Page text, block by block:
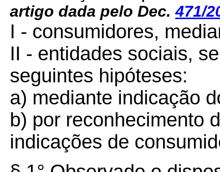
artigo dada pelo Dec.471/
I - consumidores,
II - entidades sociais,
seguintes hipóteses:
a) mediante indicação
b) por reconhecimento
indicações de